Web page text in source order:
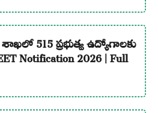
శాఖలో 515 ప్రభుత్వ ఉద్యోగాలకు
Notification 2026 | Full